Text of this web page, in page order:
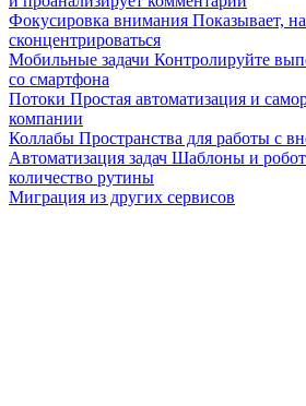
Фокусировка внимания Показывает,
сконцентрироваться
Мобильные задачи Контролируйте
со смартфона
Потоки Простая автоматизация и
компании
Коллабы Пространства для работы с
Автоматизация задач Шаблоны и
количество рутины
Миграция из других сервисов